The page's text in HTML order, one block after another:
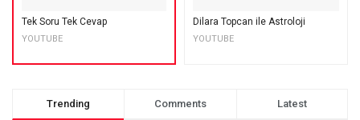
Tek Soru Tek Cevap
YOUTUBE
Dilara Topcan ile Astroloji
YOUTUBE
Trending Comments Latest